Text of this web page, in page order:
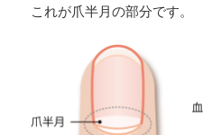
これが爪半月の部分です。